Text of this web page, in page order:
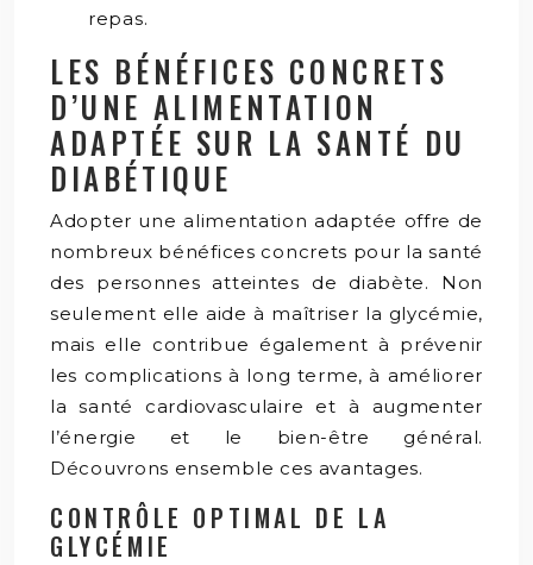
repas.
LES BÉNÉFICES CONCRETS
D’UNE ALIMENTATION
ADAPTÉE SUR LA SANTÉ DU
DIABÉTIQUE
Adopter une alimentation adaptée offre de
nombreux bénéfices concrets pour la santé
des personnes atteintes de diabète. Non
seulement elle aide à maîtriser la glycémie,
mais elle contribue également à prévenir
les complications à long terme, à améliorer
la santé cardiovasculaire et à augmenter
l’énergie et le bien-être général.
Découvrons ensemble ces avantages.
CONTRÔLE OPTIMAL DE LA
GLYCÉMIE